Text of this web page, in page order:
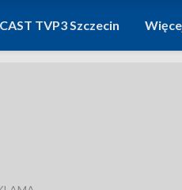
TVP3 Szczecin